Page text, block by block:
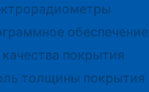
обеспечение
покрытия
толщины покрытия